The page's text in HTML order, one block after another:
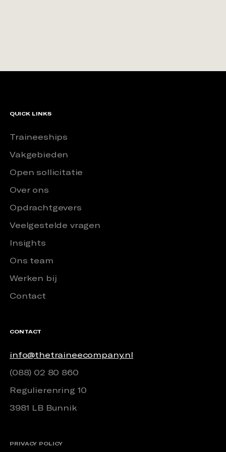
QUICK LINKS
Traineeships
Vakgebieden
Open sollicitatie
Over ons
Opdrachtgevers
Veelgestelde vragen
Insights
Ons team
Werken bij
Contact
CONTACT
info@thetraineecompany.nl
(088) 02 80 860
Regulierenring 10
3981 LB Bunnik
PRIVACY POLICY